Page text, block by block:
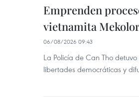
Emprenden
vietnamita
06/08/2026 09:43
La Policía de Can Tho
libertades democráticas y